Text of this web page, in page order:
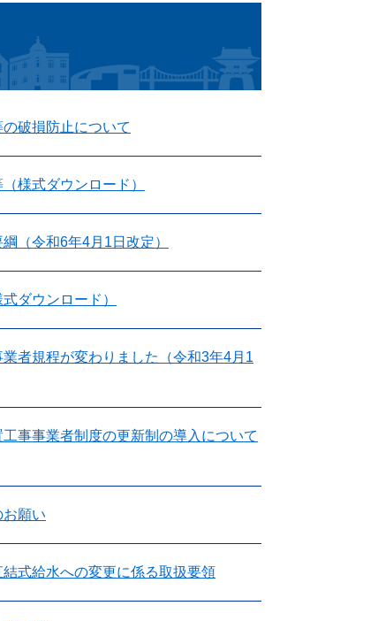
破損防止について
様式ダウンロード）
（令和6年4月1日改定）
ダウンロード）
者規程が変わりました（令和3年4月1
事事業者制度の更新制の導入について
願い
式給水への変更に係る取扱要領